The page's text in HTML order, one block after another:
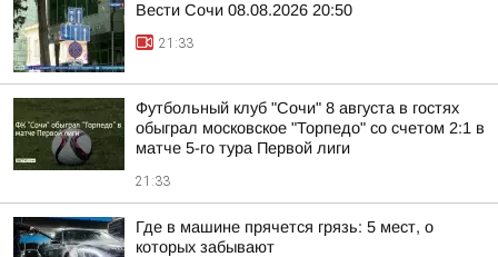
Вести Сочи 08.08.2026 20:50
21:33
Футбольный клуб "Сочи" 8 августа в гостях
обыграл московское "Торпедо" со счетом 2:1 в
матче 5-го тура Первой лиги
21:33
Где в машине прячется грязь: 5 мест, о
которых забывают